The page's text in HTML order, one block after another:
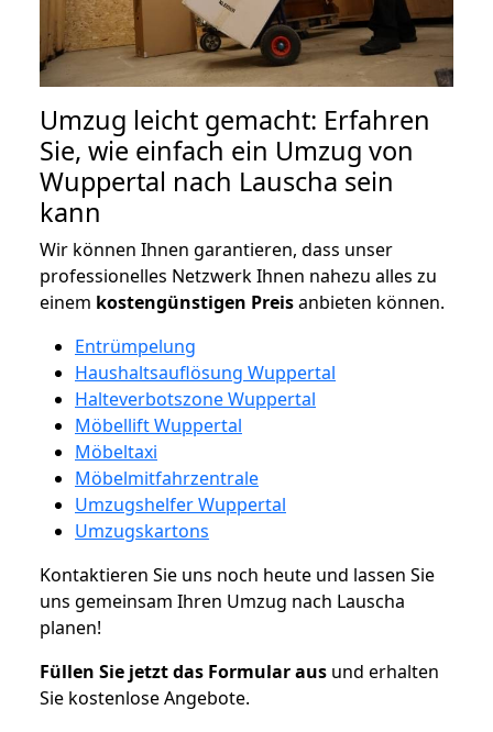
Umzug leicht gemacht: Erfahren
Sie, wie einfach ein Umzug von
Wuppertal nach Lauscha sein
kann
Wir können Ihnen garantieren, dass unser
professionelles Netzwerk Ihnen nahezu alles zu
einem kostengünstigen Preisanbieten können.
Entrümpelung
Haushaltsauflösung Wuppertal
Halteverbotszone Wuppertal
Möbellift Wuppertal
Möbeltaxi
Möbelmitfahrzentrale
Umzugshelfer Wuppertal
Umzugskartons
Kontaktieren Sie uns noch heute und lassen Sie
uns gemeinsam Ihren Umzug nach Lauscha
planen!
Füllen Sie jetzt das Formular aus und erhalten
Sie kostenlose Angebote.